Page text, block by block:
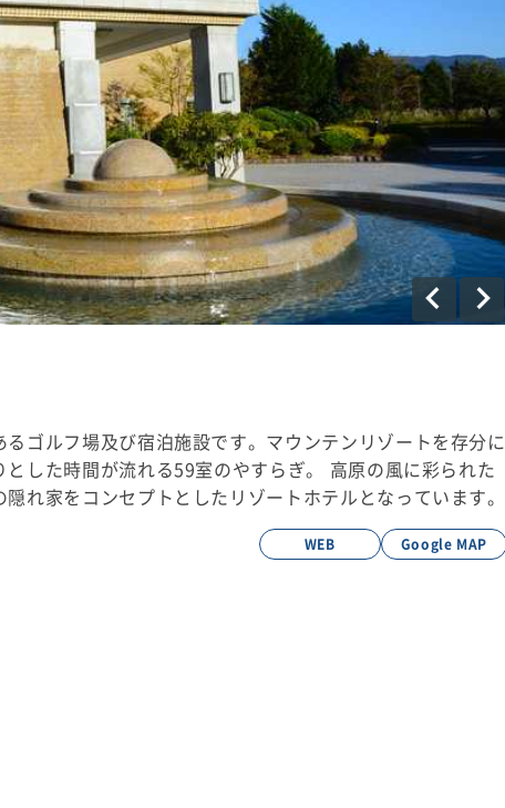
ゴルフ場及び宿泊施設です。マウンテンリゾートを存分に
した時間が流れる59室のやすらぎ。 高原の風に彩られた
れ家をコンセプトとしたリゾートホテルとなっています。
WEB Google MAP